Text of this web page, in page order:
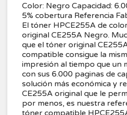
Color: Negro Capacidad:
5% cobertura Referencia
El tóner HPCE255A de
original CE255A Negro.
que el tóner original
compatible consigue la
impresión al tiempo que un
con sus 6.000 paginas de
solución más económica y
CE255A original que le
por menos, es nuestra
tóner compatible